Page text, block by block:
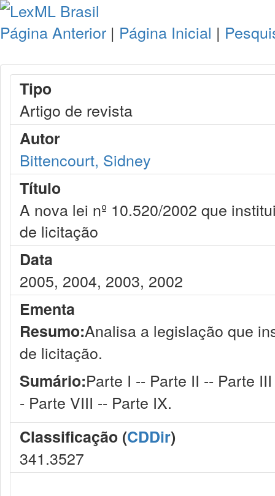
Página Anterior | Página Inicial |
Tipo
Artigo de revista
Autor
Bittencourt, Sidney
Título
A nova lei nº 10.520/2002 que
de licitação
Data
2005, 2004, 2003, 2002
Ementa
Resumo:Analisa a legislação que
de licitação.
Sumário:Parte I -- Parte II -- Parte
- Parte VIII -- Parte IX.
Classificação (CDDir)
341.3527